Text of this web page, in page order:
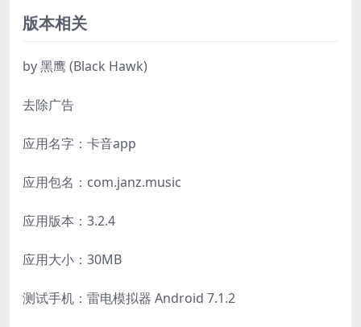
版本相关
by 黑鹰 (Black Hawk)
去除广告
应用名字：卡音app
应用包名：com.janz.music
应用版本：3.2.4
应用大小：30MB
测试手机：雷电模拟器 Android 7.1.2